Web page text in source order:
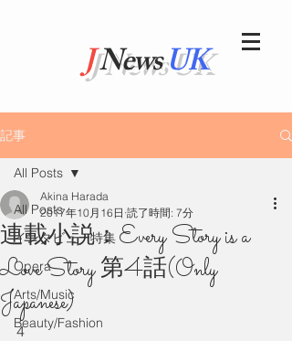
JNewsUK
記事
All Posts
インタビュー特集
Opera
Arts/Music
Beauty/Fashion
All Posts
連載小説：Every Story is a
Love Story 第4話(Only
Japanese)
Akina Harada
2017年10月16日 読了時間: 7分
4